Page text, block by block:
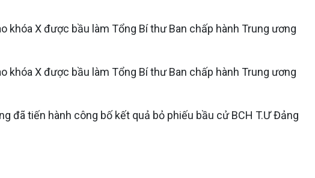
khóa X được bầu làm Tổng Bí thư Ban chấp hành Trung ương
khóa X được bầu làm Tổng Bí thư Ban chấp hành Trung ương
đã tiến hành công bố kết quả bỏ phiếu bầu cử BCH T.Ư Đảng